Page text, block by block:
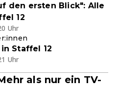
den ersten Blick": Alle
12
Uhr
Staffel 12
Uhr
als nur ein TV-